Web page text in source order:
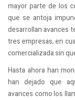
mayor parte de los
que se antoja
desarrollan avances
tres empresas, en
comercializada sin
Hasta ahora han
han dejado que
avances como los